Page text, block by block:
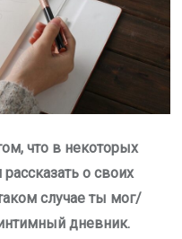
что в некоторых
рассказать о своих
случае ты мог/
дневник.